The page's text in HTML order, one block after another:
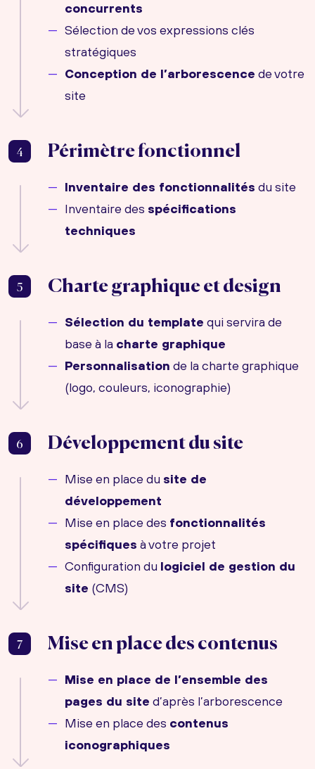
concurrents
Sélection de vos expressions clés
stratégiques
Conception de l’arborescence de votre
site
4 Périmètre fonctionnel
Inventaire des fonctionnalités du site
Inventaire des spécifications
techniques
5 Charte graphique et design
Sélection du template qui servira de
base à la charte graphique
Personnalisation de la charte graphique
(logo, couleurs, iconographie)
6 Développement du site
Mise en place du site de
développement
Mise en place des fonctionnalités
spécifiques à votre projet
Configuration du logiciel de gestion du
site (CMS)
7 Mise en place des contenus
Mise en place de l’ensemble des
pages du site d’après l’arborescence
Mise en place des contenus
iconographiques